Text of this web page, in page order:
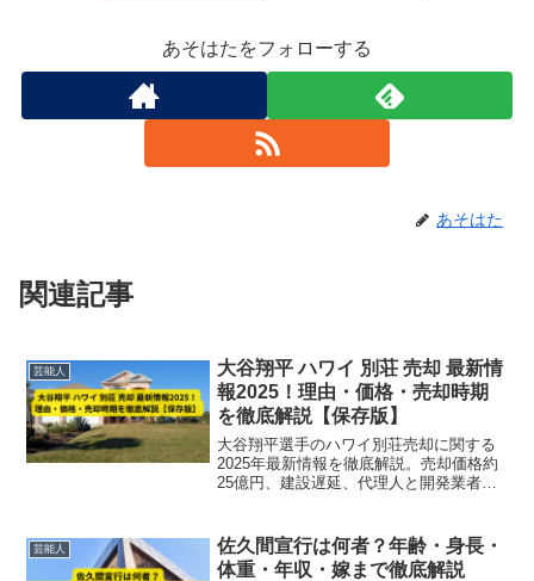
あそはたをフォローする
あそはた
関連記事
芸能人
大谷翔平 ハワイ 別荘 売却 最新情
報2025！理由・価格・売却時期
を徹底解説【保存版】
大谷翔平選手のハワイ別荘売却に関する
2025年最新情報を徹底解説。売却価格約
25億円、建設遅延、代理人と開発業者の
芸能人
佐久間宣行は何者？年齢・身長・
体重・年収・嫁まで徹底解説